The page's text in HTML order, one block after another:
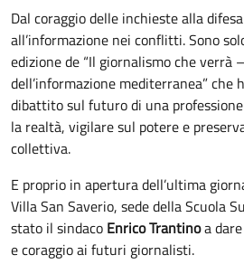
Dal coraggio delle inchieste alla
all’informazione nei conflitti. Sono
edizione de “Il giornalismo che verrà
dell’informazione mediterranea”che
dibattito sul futuro di una
la realtà, vigilare sul potere e
collettiva.
E proprio in apertura dell’ultima
Villa San Saverio, sede della Scuola
stato il sindaco Enrico Trantinoa
e coraggio ai futuri giornalisti.